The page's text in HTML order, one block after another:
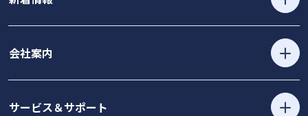
会社案内
サービス＆サポート